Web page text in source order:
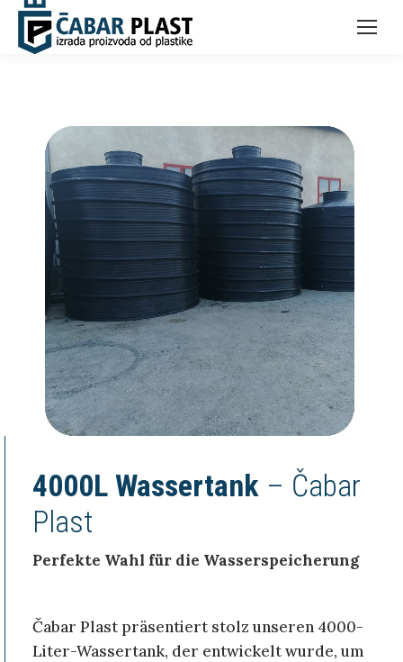
4000L Wassertank – Čabar
Plast
Perfekte Wahl für die Wasserspeicherung
Čabar Plast präsentiert stolz unseren 4000-
Liter-Wassertank, der entwickelt wurde, um